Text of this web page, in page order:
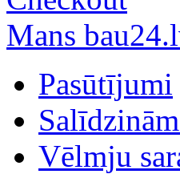
Mans
Pasūtījumi
Vēlmju